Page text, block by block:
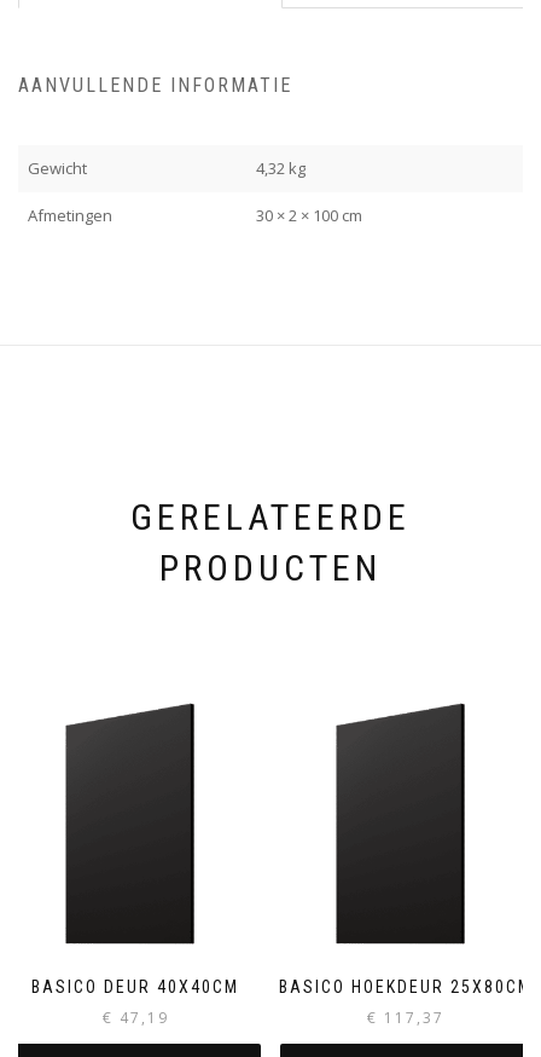
AANVULLENDE INFORMATIE
Gewicht 4,32 kg
Afmetingen 30 × 2 × 100 cm
GERELATEERDE
PRODUCTEN
BASICO DEUR 40X40CM
€ 47,19
BASICO HOEKDEUR 25X80CM
€ 117,37